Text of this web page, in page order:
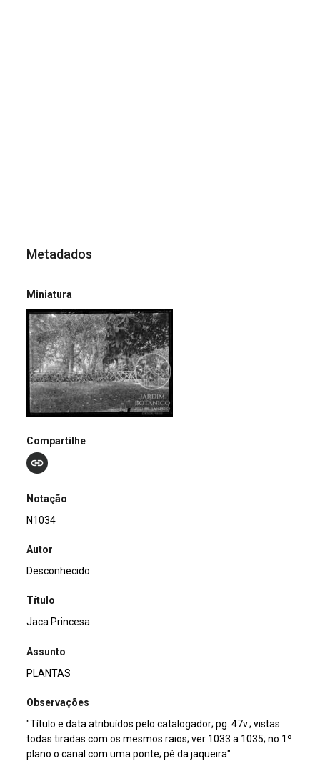
Metadados
Miniatura
Compartilhe
Notação
N1034
Autor
Desconhecido
Título
Jaca Princesa
Assunto
PLANTAS
Observações
"Título e data atribuídos pelo catalogador; pg. 47v.; vistas
todas tiradas com os mesmos raios; ver 1033 a 1035; no 1º
plano o canal com uma ponte; pé da jaqueira"